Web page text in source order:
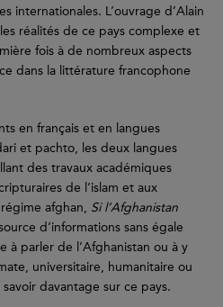
internationales. L’ouvrage d’Alain
réalités de ce pays complexe et
fois à de nombreux aspects
dans la littérature francophone
en français et en langues
et pachto, les deux langues
des travaux académiques
de l’islam et aux
afghan, Si l’Afghanistan
d’informations sans égale
à parler de l’Afghanistan ou à y
universitaire, humanitaire ou
davantage sur ce pays.